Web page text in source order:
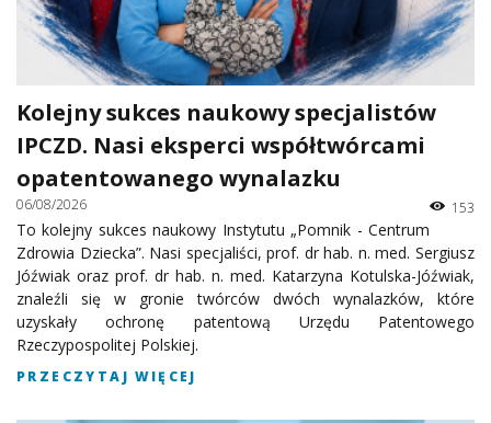
Kolejny sukces naukowy specjalistów
IPCZD. Nasi eksperci współtwórcami
opatentowanego wynalazku
06/08/2026 153
To kolejny sukces naukowy Instytutu „Pomnik - Centrum
Zdrowia Dziecka”. Nasi specjaliści, prof. dr hab. n. med. Sergiusz
Jóźwiak oraz prof. dr hab. n. med. Katarzyna Kotulska-Jóźwiak,
znaleźli się w gronie twórców dwóch wynalazków, które
uzyskały ochronę patentową Urzędu Patentowego
Rzeczypospolitej Polskiej.
PRZECZYTAJ WIĘCEJ